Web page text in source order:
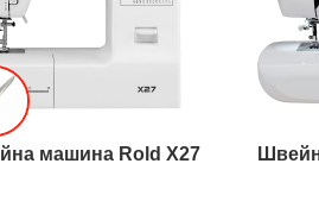
машина Rold X27